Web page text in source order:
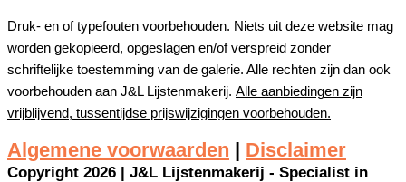
Druk- en of typefouten voorbehouden. Niets uit deze website mag
worden gekopieerd, opgeslagen en/of verspreid zonder
schriftelijke toestemming van de galerie. Alle rechten zijn dan ook
voorbehouden aan J&L Lijstenmakerij. Alle aanbiedingen zijn
vrijblijvend, tussentijdse prijswijzigingen voorbehouden.
Algemene voorwaarden | Disclaimer
Copyright 2026 | J&L Lijstenmakerij - Specialist in